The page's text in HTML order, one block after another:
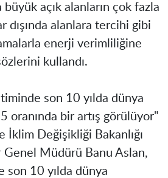
açık alanların çok fazla
dışında alanlara tercihi gibi
enerji verimliliğine
kullandı.
son 10 yılda dünya
oranında bir artış görülüyor"
İklim Değişikliği Bakanlığı
Müdürü Banu Aslan,
son 10 yılda dünya